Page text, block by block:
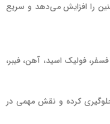
را افزایش می‌دهد و سریع
فولیک اسید، آهن، فیبر،
کرده و نقش مهمی در